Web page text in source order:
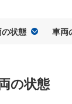
状態 車両
の状態